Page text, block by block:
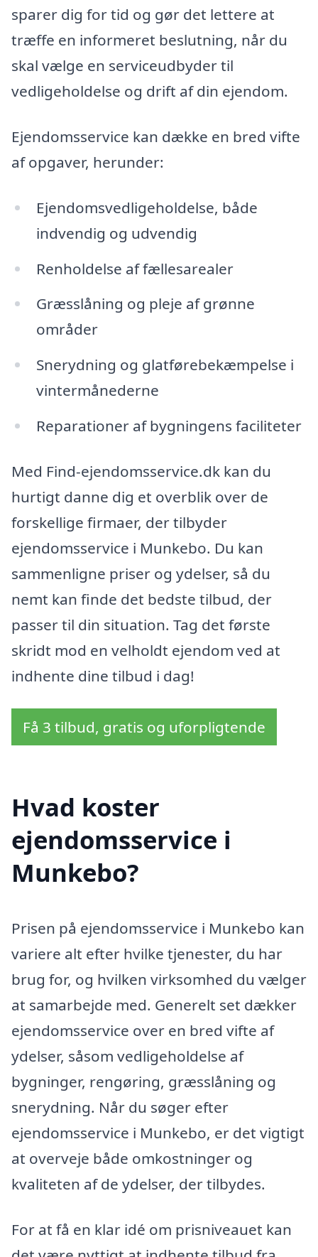
sparer dig for tid og gør det lettere at
træffe en informeret beslutning, når du
skal vælge en serviceudbyder til
vedligeholdelse og drift af din ejendom.
Ejendomsservice kan dække en bred vifte
af opgaver, herunder:
Ejendomsvedligeholdelse, både
indvendig og udvendig
Renholdelse af fællesarealer
Græsslåning og pleje af grønne
områder
Snerydning og glatførebekæmpelse i
vintermånederne
Reparationer af bygningens faciliteter
Med Find-ejendomsservice.dk kan du
hurtigt danne dig et overblik over de
forskellige firmaer, der tilbyder
ejendomsservice i Munkebo. Du kan
sammenligne priser og ydelser, så du
nemt kan finde det bedste tilbud, der
passer til din situation. Tag det første
skridt mod en velholdt ejendom ved at
indhente dine tilbud i dag!
Få 3 tilbud, gratis og uforpligtende
Hvad koster
ejendomsservice i
Munkebo?
Prisen på ejendomsservice i Munkebo kan
variere alt efter hvilke tjenester, du har
brug for, og hvilken virksomhed du vælger
at samarbejde med. Generelt set dækker
ejendomsservice over en bred vifte af
ydelser, såsom vedligeholdelse af
bygninger, rengøring, græsslåning og
snerydning. Når du søger efter
ejendomsservice i Munkebo, er det vigtigt
at overveje både omkostninger og
kvaliteten af de ydelser, der tilbydes.
For at få en klar idé om prisniveauet kan